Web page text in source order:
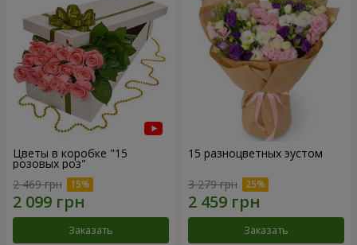
Цветы в коробке "15
розовых роз"
2 469 грн
Заказать
15 разноцветных эустом
3 279 грн
Заказать